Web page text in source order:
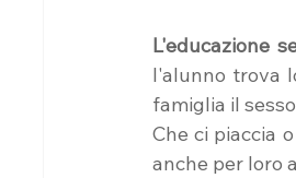
L'educazione
l'alunno trova
famiglia il
Che ci piaccia
anche per loro